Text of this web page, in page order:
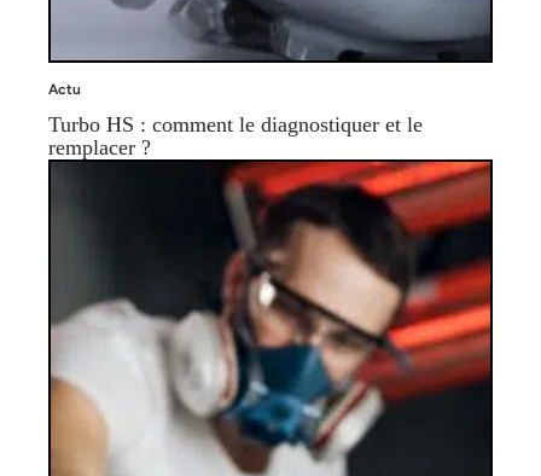
Actu
Turbo HS : comment le diagnostiquer et le
remplacer ?